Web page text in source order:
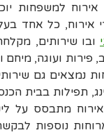
אירוח למשפחות
ובו שירותים,
ועוגה, מיחם
נמצאים גם
תפילות בבית
מתבסס על
נוספות